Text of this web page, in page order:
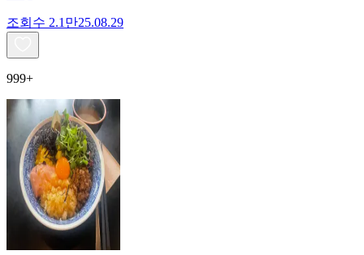
조회수 2.1만25.08.29
999+